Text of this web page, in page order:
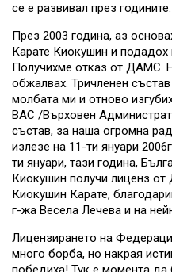
се е развивал през годините.
През 2003 година, аз
Карате Киокушин и подадох
Получихме отказ от ДАМС.
обжалвах. Тричленен
молбата ми и отново
ВАС /Върховен
състав, за наша огромна
излезе на 11-ти януари
ти януари, тази година,
Киокушин получи лиценз
Киокушин Карате,
г-жа Весела Лечева и на
Лицензирането на
много борба, но накрая